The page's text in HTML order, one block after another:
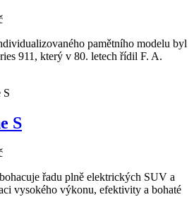
pamětního modelu byl
911, který v 80. letech řídil F. A.
S
řadu plně elektrických SUV a
vysokého výkonu, efektivity a bohaté